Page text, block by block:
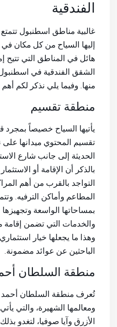
الفندقية
غالبية مناطق اسطنبول
إليها السياح من كل مكان في
هائل في المناطق التي تتيح
الشقق الفندقية في
منها. وفيما يلي نذكر لكم
منطقة تقسيم
يأتيها السياح خصيصاً بمجرد
تقسيم المحتوي ميدانها
الحديثة إلى جانب شارع
بالذكر أن الإقامة أو
التواجد بالقرب من أهم
المطاعم وأماكن الترفيه.
بمساحاتها الواسعة
والخدمات التي تضمن إقامة
وهذا ما يجعلها خيار
الباحثين عن عوائد مضمونة.
منطقة السلطان
تُعرف منطقة السلطان أحمد
ومعالمها الشهيرة، والتي
الأزرق وآيا صوفيا، لتغدو